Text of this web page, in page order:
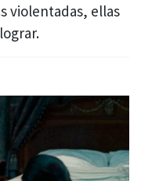
violentadas, ellas